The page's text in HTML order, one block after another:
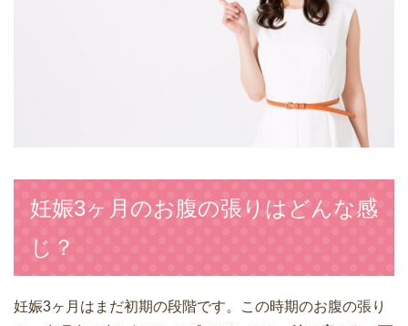
妊娠3ヶ月のお腹の張りはどんな感
じ？
妊娠3ヶ月はまだ初期の段階です。この時期のお腹の張り